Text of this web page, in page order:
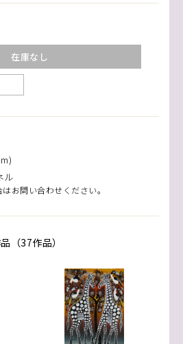
在庫なし
ル
お問い合わせください。
（37作品）